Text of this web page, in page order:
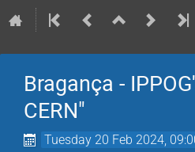
Bragança -
CERN"
Tuesday 20 Feb 2024,